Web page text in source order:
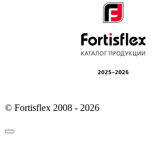
© Fortisflex 2008 - 2026